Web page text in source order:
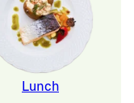
Lunch